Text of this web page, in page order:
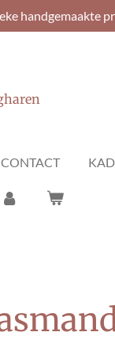
handgemaakte
CONTACT